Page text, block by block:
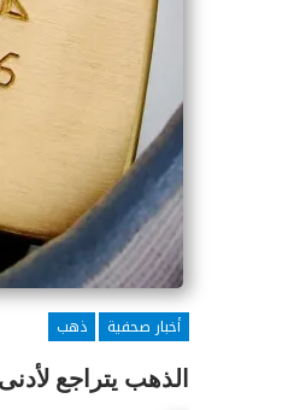
أخبار صحفية
ذهب
الذهب يتراجع لأدنى مستوى في 8